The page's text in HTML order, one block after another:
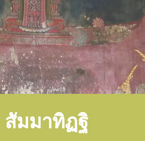
สัมมาทิฏฐิ